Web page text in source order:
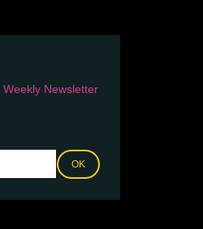
Weekly Newsletter
OK